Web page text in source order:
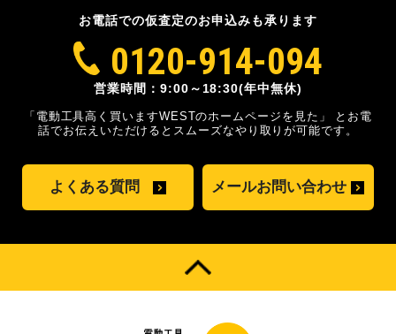
お電話での仮査定のお申込みも承ります
0120-914-094
営業時間：9:00～18:30(年中無休)
「電動工具高く買いますWESTのホームページを見た」
とお電
話でお伝えいただけるとスムーズなやり取りが可能です。
よくある質問 メールお問い合わせ